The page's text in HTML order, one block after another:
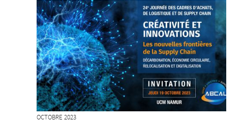
OCTOBRE 2023